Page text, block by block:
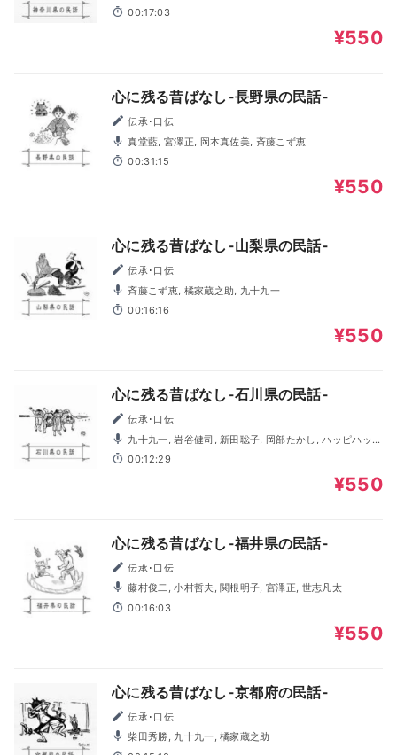
00:17:03
¥550
心に残る昔ばなし-長野県の民話-
伝承･口伝
真堂藍, 宮澤正, 岡本真佐美, 斉藤こず恵
00:31:15
¥550
心に残る昔ばなし-山梨県の民話-
伝承･口伝
斉藤こず恵, 橘家蔵之助, 九十九一
00:16:16
¥550
心に残る昔ばなし-石川県の民話-
伝承･口伝
ー。, 清水美恵
00:12:29
¥550
心に残る昔ばなし-福井県の民話-
伝承･口伝
藤村俊二, 小村哲夫, 関根明子, 宮澤正, 世志凡太
00:16:03
¥550
心に残る昔ばなし-京都府の民話-
伝承･口伝
柴田秀勝, 九十九一, 橘家蔵之助